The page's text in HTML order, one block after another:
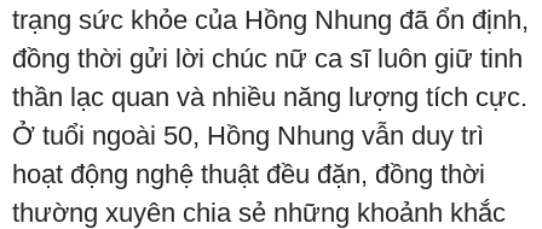
trạng sức khỏe của Hồng Nhung đã ổn định,
đồng thời gửi lời chúc nữ ca sĩ luôn giữ tinh
thần lạc quan và nhiều năng lượng tích cực.
Ở tuổi ngoài 50, Hồng Nhung vẫn duy trì
hoạt động nghệ thuật đều đặn, đồng thời
thường xuyên chia sẻ những khoảnh khắc